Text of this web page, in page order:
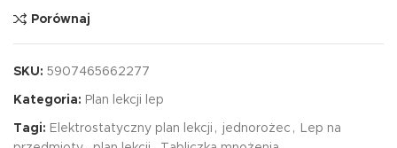
Porównaj
SKU: 5907465662277
Kategoria: Plan lekcji lep
Tagi: Elektrostatyczny plan lekcji , jednorożec ,
Lep na